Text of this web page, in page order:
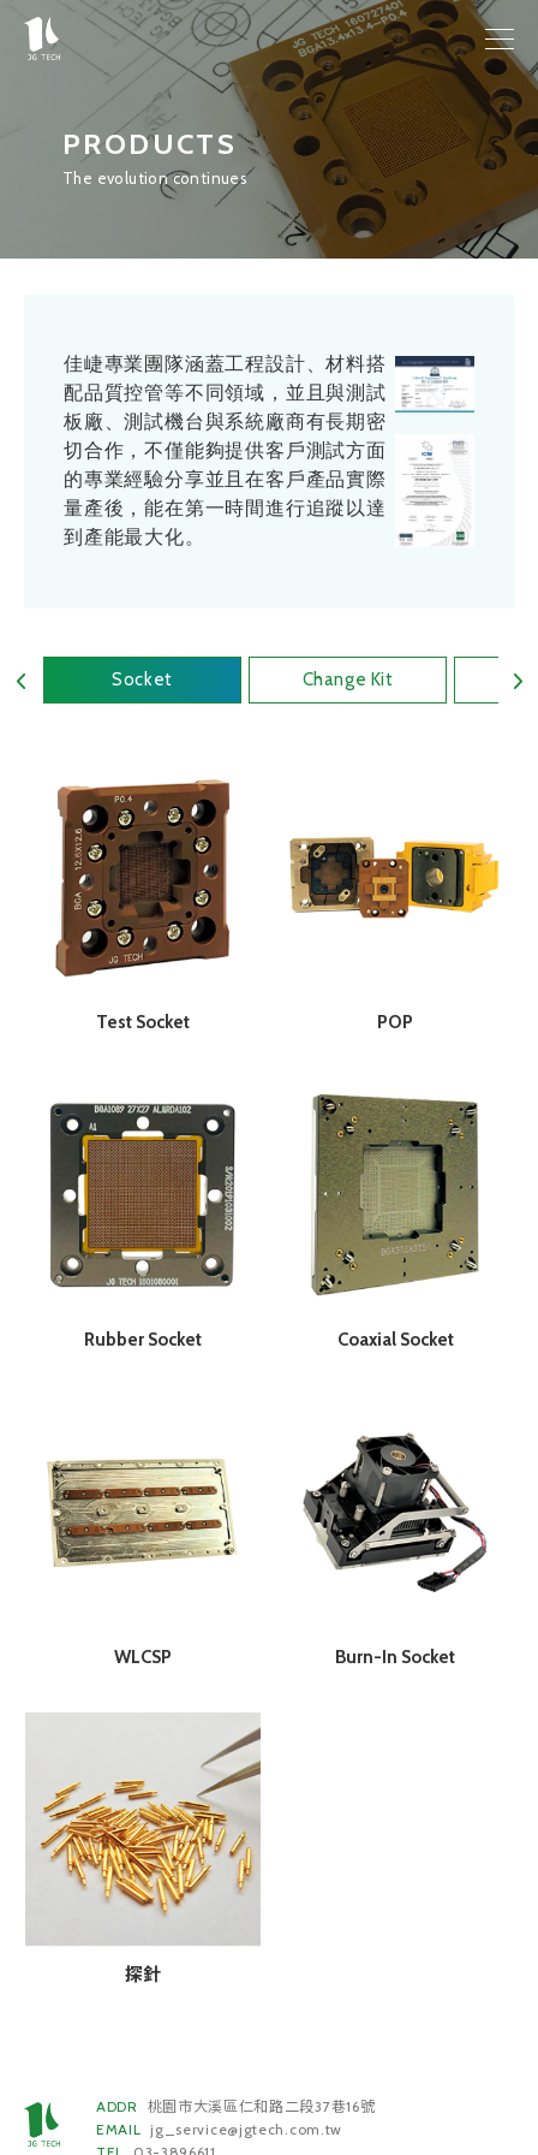
PRODUCTS
The evolution continues
佳崨專業團隊涵蓋工程設計、材料搭
配品質控管等不同領域， 並且與測試
板廠、測試機台與系統廠商有長期密
切合作，不僅能夠提供客戶測試方面
的專業經驗分享並且在客戶產品實際
量產後，能在第一時間進行追蹤以達
到產能最大化。
Socket Change Kit 相
Test Socket POP
Rubber Socket Coaxial Socket
WLCSP Burn-In Socket
探針
ADDR 桃園市大溪區仁和路二段37巷16號
EMAIL jg_service@jgtech.com.tw